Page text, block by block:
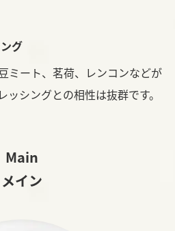
グ
ミート、茗荷、レンコンなどが
シングとの相性は抜群です。
Main
メイン